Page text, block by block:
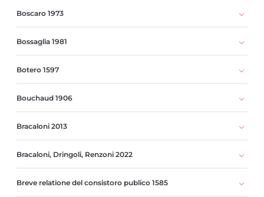
Boscaro 1973
Bossaglia 1981
Botero 1597
Bouchaud 1906
Bracaloni 2013
Bracaloni, Dringoli, Renzoni 2022
Breve relatione del consistoro publico 1585